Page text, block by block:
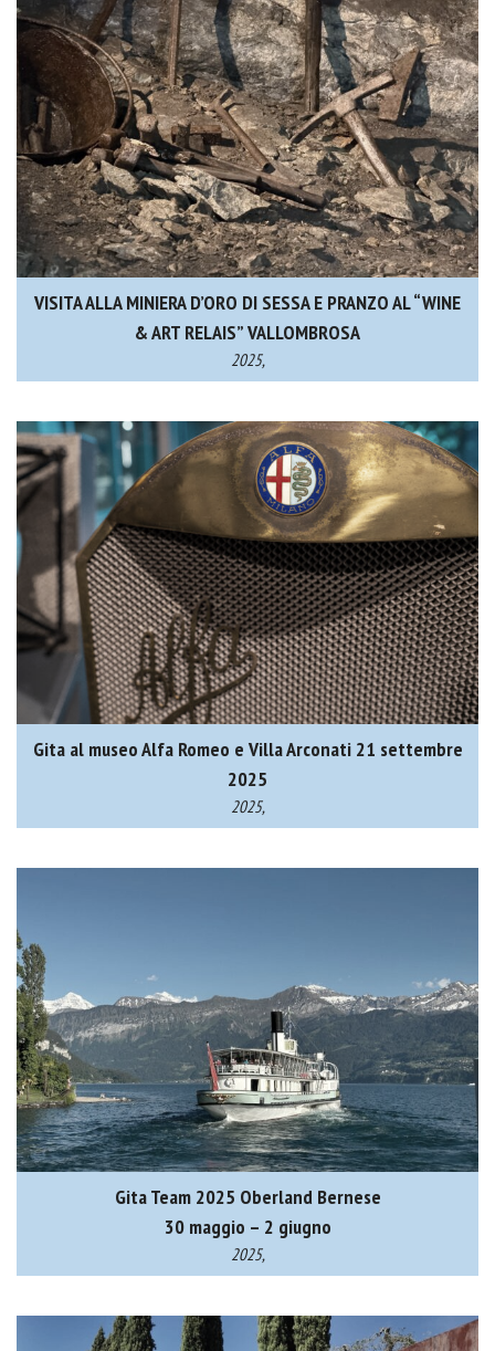
VISITA ALLA MINIERA D’ORO DI SESSA E PRANZO AL “WINE
& ART RELAIS” VALLOMBROSA
2025,
Gita al museo Alfa Romeo e Villa Arconati 21 settembre
2025
2025,
Gita Team 2025 Oberland Bernese
30 maggio – 2 giugno
2025,